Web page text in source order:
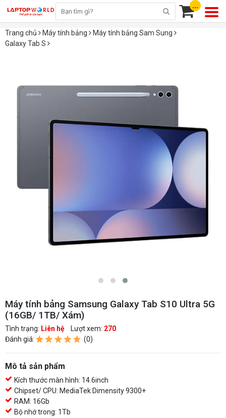
...
Trang chủ Máy tính bảng
Máy tính bảng Sam Sung
Galaxy Tab S
Máy tính bảng Samsung Galaxy Tab S10 Ultra 5G
(16GB/ 1TB/ Xám)
Tình trạng: Liên hệ Lượt xem: 270
Đánh giá:
(0)
Mô tả sản phẩm
Kích thước màn hình: 14.6inch
Chipset/ CPU: MediaTek Dimensity 9300+
RAM: 16Gb
Bộ nhớ trong: 1Tb